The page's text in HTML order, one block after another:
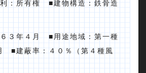
：所有権 ■建物構造：鉄骨造
３年４月 ■用途地域：第一種
■建蔽率：４０％（第４種風